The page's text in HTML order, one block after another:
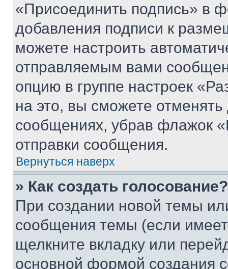
«Присоединить подпись» в
добавления подписи к
можете настроить
отправляемым вами
опцию в группе настроек
на это, вы сможете
сообщениях, убрав флажок
отправки сообщения.
Вернуться наверх
» Как создать голосование?
При создании новой темы
сообщения темы (если
щелкните вкладку или
основной формой создания